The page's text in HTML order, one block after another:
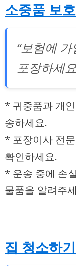
소중품 보
“보험에
포장하세
* 귀중품과 개
송하세요.
* 포장이사 전
확인하세요.
* 운송 중에 손
물품을 알려주
집 청소하기